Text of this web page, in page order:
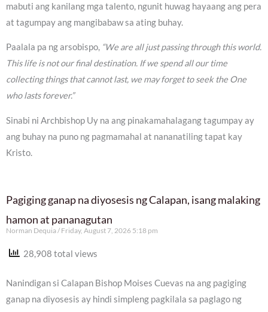
mabuti ang kanilang mga talento, ngunit huwag hayaang ang pera
at tagumpay ang mangibabaw sa ating buhay.
Paalala pa ng arsobispo, “We are all just passing through this world.
This life is not our final destination. If we spend all our time
collecting things that cannot last, we may forget to seek the One
who lasts forever.”
Sinabi ni Archbishop Uy na ang pinakamahalagang tagumpay ay
ang buhay na puno ng pagmamahal at nananatiling tapat kay
Kristo.
Pagiging ganap na diyosesis ng Calapan, isang malaking
hamon at pananagutan
Norman Dequia Friday, August 7, 2026 5:18 pm
28,908 total views
Nanindigan si Calapan Bishop Moises Cuevas na ang pagiging
ganap na diyosesis ay hindi simpleng pagkilala sa paglago ng